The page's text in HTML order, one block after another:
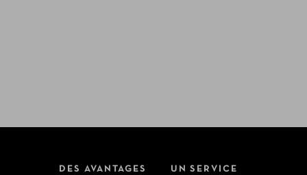
DES AVANTAGES UN SERVICE